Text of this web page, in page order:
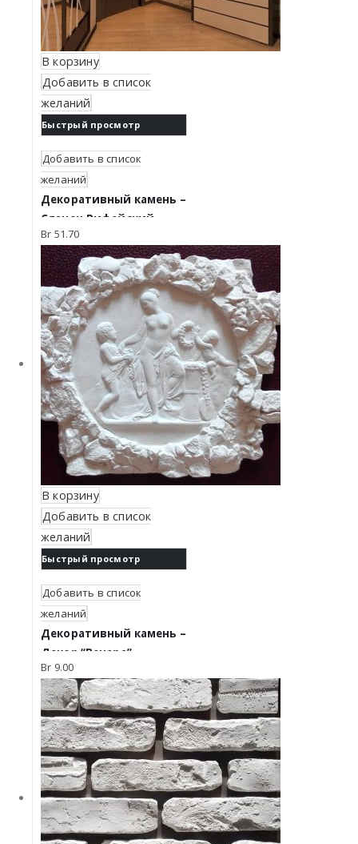
В корзину
Добавить в список
желаний
Быстрый просмотр
Добавить в список
желаний
Декоративный камень –
Сланец Рифейский.
Бежевый Люкс 0202 Л
Br 51.70
В корзину
Добавить в список
желаний
Быстрый просмотр
Добавить в список
желаний
Декоративный камень –
Декор “Венера”
Br 9.00